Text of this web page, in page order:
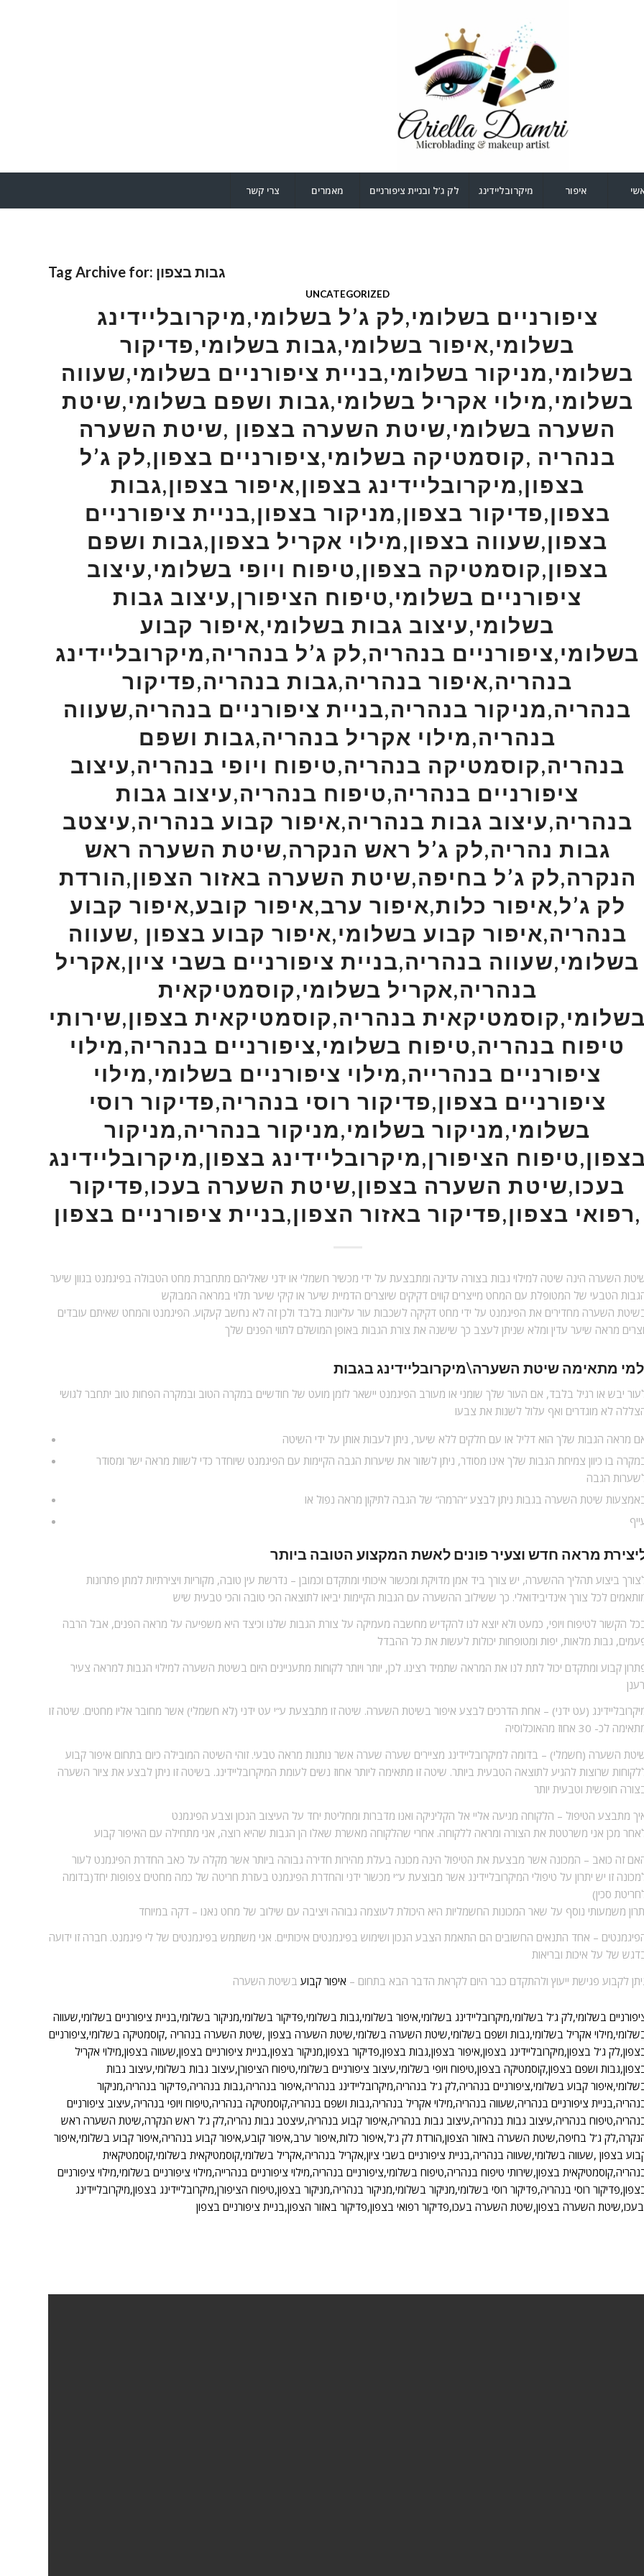
צרי קשר מאמרים לק ג’ל ובניית ציפורניים מיקרובליידינג איפור
Tag Archive for: גבות בצפון
UNCATEGORIZED
ציפורניים בשלומי,לק ג’ל בשלומי,מיקרובליידינג
בשלומי,איפור בשלומי,גבות בשלומי,פדיקור
בשלומי,מניקור בשלומי,בניית ציפורניים בשלומי,שעווה
בשלומי,מילוי אקריל בשלומי,גבות ושפם בשלומי,שיטת
השערה בשלומי,שיטת השערה בצפון ,שיטת השערה
בנהריה ,קוסמטיקה בשלומי,ציפורניים בצפון,לק ג’ל
בצפון,מיקרובליידינג בצפון,איפור בצפון,גבות
בצפון,פדיקור בצפון,מניקור בצפון,בניית ציפורניים
בצפון,שעווה בצפון,מילוי אקריל בצפון,גבות ושפם
בצפון,קוסמטיקה בצפון,טיפוח ויופי בשלומי,עיצוב
ציפורניים בשלומי,טיפוח הציפורן,עיצוב גבות
בשלומי,עיצוב גבות בשלומי,איפור קבוע
בשלומי,ציפורניים בנהריה,לק ג’ל בנהריה,מיקרובליידינג
בנהריה,איפור בנהריה,גבות בנהריה,פדיקור
בנהריה,מניקור בנהריה,בניית ציפורניים בנהריה,שעווה
בנהריה,מילוי אקריל בנהריה,גבות ושפם
בנהריה,קוסמטיקה בנהריה,טיפוח ויופי בנהריה,עיצוב
ציפורניים בנהריה,טיפוח בנהריה,עיצוב גבות
בנהריה,עיצוב גבות בנהריה,איפור קבוע בנהריה,עיצטב
גבות נהריה,לק ג’ל ראש הנקרה,שיטת השערה ראש
הנקרה,לק ג’ל בחיפה,שיטת השערה באזור הצפון,הורדת
לק ג’ל,איפור כלות,איפור ערב,איפור קובע,איפור קבוע
בנהריה,איפור קבוע בשלומי,איפור קבוע בצפון ,שעווה
בשלומי,שעווה בנהריה,בניית ציפורניים בשבי ציון,אקריל
בנהריה,אקריל בשלומי,קוסמטיקאית
בשלומי,קוסמטיקאית בנהריה,קוסמטיקאית בצפון,שירותי
טיפוח בנהריה,טיפוח בשלומי,ציפורניים בנהריה,מילוי
ציפורניים בנהרייה,מילוי ציפורניים בשלומי,מילוי
ציפורניים בצפון,פדיקור רוסי בנהריה,פדיקור רוסי
בשלומי,מניקור בשלומי,מניקור בנהריה,מניקור
הציפורן,מיקרובליידינג בצפון,מיקרובליידינג
בעכו,שיטת השערה בצפון,שיטת השערה בעכו,פדיקור
רפואי בצפון,פדיקור באזור הצפון,בניית ציפורניים בצפון,
השערה הינה שיטה למילוי גבות בצורה עדינה ומתבצעת על ידי מכשיר חשמלי או ידני שאליהם מתחברת מחט הטבולה בפיגמנט בגוון שיער
הטבעי של המטופלת עם המחט מייצרים קווים דקיקים שיוצרים הדמיית שיער או קיקי שיער תלוי במראה המבוקש
השערה מחדירים את הפיגמנט על ידי מחט דקיקה לשכבות עור עליונות בלבד ולכן זה לא נחשב קעקוע. הפיגמנט והמחט שאיתם עובדים
מראה שיער עדין ומלא שניתן לעצב כך שישנה את צורת הגבות באופן המושלם לתווי הפנים שלך
למי מתאימה שיטת השערה\מיקרובליידינג
יבש או רגיל בלבד, אם העור שלך שומני או מעורב הפיגמנט יישאר לזמן מועט של חודשיים במקרה הטוב ובמקרה הפחות טוב יתחבר לגושי
לא מוגדרים ואף עלול לשנות את צבעו
מראה הגבות שלך הוא דליל או עם חלקים ללא שיער, ניתן לעבות אותן על ידי השיטה
בו כיוון צמיחת הגבות שלך אינו מסודר, ניתן לשזור את שיערות הגבה הקיימות עם הפיגמנט שיוחדר כדי לשוות מראה ישר ומסודר
הגבה
שיטת השערה בגבות ניתן לבצע “הרמה” של הגבה לתיקון מראה נפול או
מראה חדש וצעיר פונים לאשת המקצוע הטובה ביותר
ביצוע תהליך ההשערה, יש צורך ביד אמן מדויקת ומכשור איכותי ומתקדם וכמובן – נדרשת עין טובה, מקוריות ויצירתיות למתן פתרונות
לכל צורך אינדיבידואלי. כך ששילוב ההשערה עם הגבות הקיימות יביאו לתוצאה הכי טובה והכי טבעית שיש
הקשור לטיפוח ויופי, כמעט ולא יוצא לנו להקדיש מחשבה מעמיקה על צורת הגבות שלנו וכיצד היא משפיעה על מראה הפנים, אבל הרבה
גבות מלאות, יפות ומטופחות יכולות לעשות את כל ההבדל
קבוע ומתקדם יכול לתת לנו את המראה שתמיד רצינו. לכן, יותר ויותר לקוחות מתעניינים היום בשיטת השערה למילוי הגבות למראה צעיר
(עט ידני) – אחת הדרכים לבצע איפור בשיטת השערה. שיטה זו מתבצעת ע“י עט ידני (לא חשמלי) אשר מחובר אליו מחטים. שיטה זו
לכ- 30 אחוז מהאוכלוסיה
השערה (חשמלי) – בדומה למיקרובליידינג מציירים שערה שערה אשר נותנות מראה טבעי. זוהי השיטה המובילה כיום בתחום איפור קבוע
שרוצות להגיע לתוצאה הטבעית ביותר. שיטה זו מתאימה ליותר אחוז נשים לעומת המיקרובליידינג. בשיטה זו ניתן לבצע את ציור השערה
חופשית וטבעית יותר
מתבצע הטיפול – הלקוחה מגיעה אליי אל הקליניקה ואנו מדברות ומחליטת יחד על העיצוב הנכון וצבע הפיגמנט
מכן אני משרטטת את הצורה ומראה ללקוחה. אחרי שהלקוחה מאשרת שאלו הן הגבות שהיא רוצה, אני מתחילה עם האיפור קבוע
זה כואב – המכונה אשר מבצעת את הטיפול הינה מכונה בעלת מהירות חדירה גבוהה ביותר אשר מקלה על כאב החדרת הפיגמנט לעור
זו יש יתרון על טיפולי המיקרובליידינג אשר מבוצעת ע”י מכשור ידני והחדרת הפיגמנט בעזרת חריטה של כמה מחטים צפופות יחד(בדומה
סכין)
משמעותי נוסף על שאר המכונות החשמליות היא היכולת לעוצמה גבוהה ויציבה עם שילוב של מחט נאנו – דקה במיוחד
– אחד התנאים החשובים הם התאמת הצבע הנכון ושימוש בפיגמנטים איכותיים. אני משתמש בפיגמנטים של לי פיגמנט. חברה זו ידועה
של על איכות ובריאות
לקבוע פגישת ייעוץ ולהתקדם כבר היום לקראת הדבר הבא בתחום – איפור קבועבשיטת השערה
בשלומי,לק ג’ל בשלומי,מיקרובליידינג בשלומי,איפור בשלומי,גבות בשלומי,פדיקור בשלומי,מניקור בשלומי,בניית ציפורניים בשלומי,שעווה
אקריל בשלומי,גבות ושפם בשלומי,שיטת השערה בשלומי,שיטת השערה בצפון ,שיטת השערה בנהריה ,קוסמטיקה בשלומי,ציפורניים
ג’ל בצפון,מיקרובליידינג בצפון,איפור בצפון,גבות בצפון,פדיקור בצפון,מניקור בצפון,בניית ציפורניים בצפון,שעווה בצפון,מילוי אקריל
ושפם בצפון,קוסמטיקה בצפון,טיפוח ויופי בשלומי,עיצוב ציפורניים בשלומי,טיפוח הציפורן,עיצוב גבות בשלומי,עיצוב גבות
קבוע בשלומי,ציפורניים בנהריה,לק ג’ל בנהריה,מיקרובליידינג בנהריה,איפור בנהריה,גבות בנהריה,פדיקור בנהריה,מניקור
ציפורניים בנהריה,שעווה בנהריה,מילוי אקריל בנהריה,גבות ושפם בנהריה,קוסמטיקה בנהריה,טיפוח ויופי בנהריה,עיצוב ציפורניים
בנהריה,עיצוב גבות בנהריה,עיצוב גבות בנהריה,איפור קבוע בנהריה,עיצטב גבות נהריה,לק ג’ל ראש הנקרה,שיטת השערה ראש
ג’ל בחיפה,שיטת השערה באזור הצפון,הורדת לק ג’ל,איפור כלות,איפור ערב,איפור קובע,איפור קבוע בנהריה,איפור קבוע בשלומי,איפור
בצפון ,שעווה בשלומי,שעווה בנהריה,בניית ציפורניים בשבי ציון,אקריל בנהריה,אקריל בשלומי,קוסמטיקאית בשלומי,קוסמטיקאית
בצפון,שירותי טיפוח בנהריה,טיפוח בשלומי,ציפורניים בנהריה,מילוי ציפורניים בנהרייה,מילוי ציפורניים בשלומי,מילוי ציפורניים
רוסי בנהריה,פדיקור רוסי בשלומי,מניקור בשלומי,מניקור בנהריה,מניקור בצפון,טיפוח הציפורן,מיקרובליידינג בצפון,מיקרובליידינג